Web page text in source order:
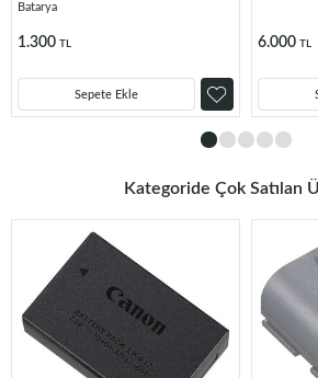
Batarya
1.300 TL
Sepete Ekle
6.000 TL
Kategoride Çok Satılan